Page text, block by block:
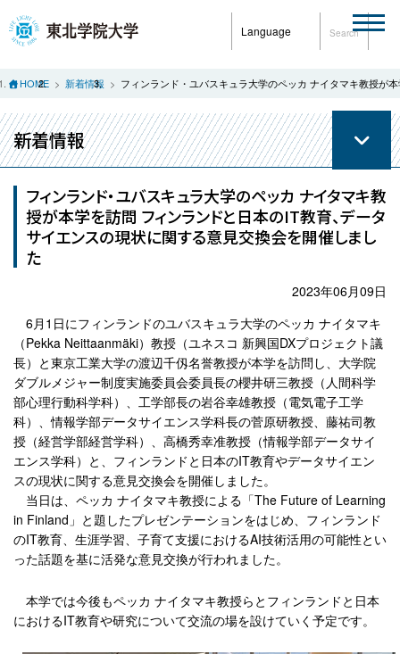
Language Search
HOME 新着情報 フィンランド・ユバスキュラ大学のペッカ ナイタマキ教授が
新着情報
フィンランド・ユバスキュラ大学のペッカ ナイタマキ教
授が本学を訪問 フィンランドと日本のIT教育、データ
サイエンスの現状に関する意見交換会を開催しまし
た
2023年06月09日
6月1日にフィンランドのユバスキュラ大学のペッカ ナイタマキ
（Pekka Neittaanmäki）教授（ユネスコ 新興国DXプロジェクト議
長）と東京工業大学の渡辺千仭名誉教授が本学を訪問し、大学院
ダブルメジャー制度実施委員会委員長の櫻井研三教授（人間科学
部心理行動科学科）、工学部長の岩谷幸雄教授（電気電子工学
科）、情報学部データサイエンス学科長の菅原研教授、藤祐司教
授（経営学部経営学科）、高橋秀幸准教授（情報学部データサイ
エンス学科）と、フィンランドと日本のIT教育やデータサイエン
スの現状に関する意見交換会を開催しました。
当日は、ペッカ ナイタマキ教授による「The Future of Learning
in Finland」と題したプレゼンテーションをはじめ、フィンランド
のIT教育、生涯学習、子育て支援におけるAI技術活用の可能性とい
った話題を基に活発な意見交換が行われました。
本学では今後もペッカ ナイタマキ教授らとフィンランドと日本
におけるIT教育や研究について交流の場を設けていく予定です。